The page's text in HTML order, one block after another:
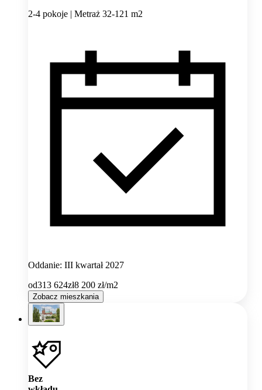
2-4 pokoje | Metraż 32-121 m2
Oddanie: III kwartał 2027
od313 624zł8 200 zł/m2
Zobacz mieszkania
Bez